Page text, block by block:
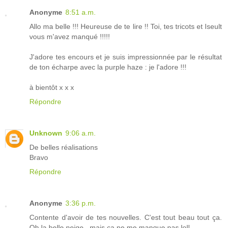
Anonyme 8:51 a.m.
Allo ma belle !!! Heureuse de te lire !! Toi, tes tricots et Iseult
vous m'avez manqué !!!!!
J'adore tes encours et je suis impressionnée par le résultat
de ton écharpe avec la purple haze : je l'adore !!!
à bientôt x x x
Répondre
Unknown 9:06 a.m.
De belles réalisations
Bravo
Répondre
Anonyme 3:36 p.m.
Contente d'avoir de tes nouvelles. C'est tout beau tout ça.